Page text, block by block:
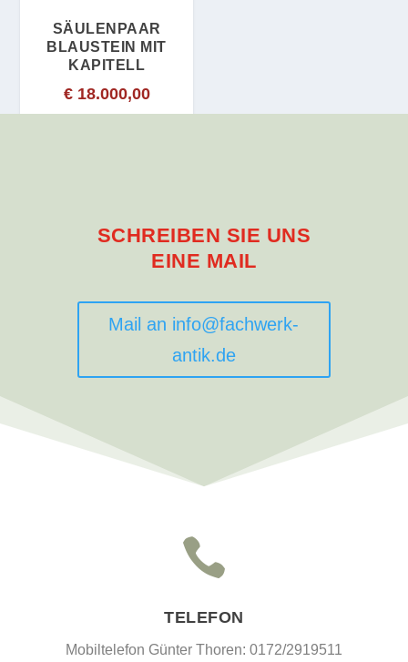
SÄULENPAAR
BLAUSTEIN MIT
KAPITELL
€18.000,00
SCHREIBEN SIE UNS
EINE MAIL
Mail an info@fachwerk-
antik.de

TELEFON
Mobiltelefon Günter Thoren: 0172/2919511